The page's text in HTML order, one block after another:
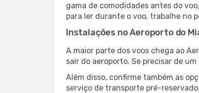
gama de comodidades antes do
para ler durante o voo, trabalhe no
Instalações no Aeroporto do
A maior parte dos voos chega ao
sair do aeroporto. Se precisar de
Além disso, confirme também as
serviço de transporte pré-